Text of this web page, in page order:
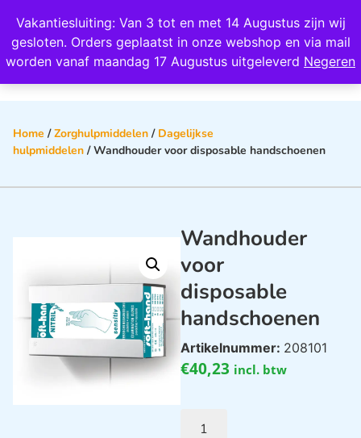
Vakantiesluiting: Van 3 tot en met 14 Augustus zijn wij
gesloten. Orders geplaatst in onze webshop en via mail
worden vanaf maandag 17 Augustus uitgeleverd Negeren
Wij scoren een 4,8 op Google
Home /Zorghulpmiddelen / Dagelijkse
hulpmiddelen / Wandhouder voor disposable handschoenen
Wandhouder
voor
disposable
handschoenen
Artikelnummer: 208101
€40,23 incl. btw